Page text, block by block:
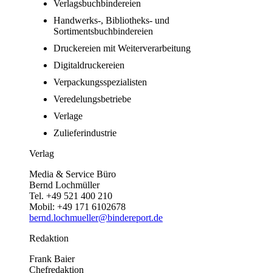
Verlagsbuchbindereien
Handwerks-, Bibliotheks- und
Sortimentsbuchbindereien
Druckereien mit Weiterverarbeitung
Digitaldruckereien
Verpackungsspezialisten
Veredelungsbetriebe
Verlage
Zulieferindustrie
Verlag
Media & Service Büro
Bernd Lochmüller
Tel. +49 521 400 210
Mobil: +49 171 6102678
bernd.lochmueller@bindereport.de
Redaktion
Frank Baier
Chefredaktion